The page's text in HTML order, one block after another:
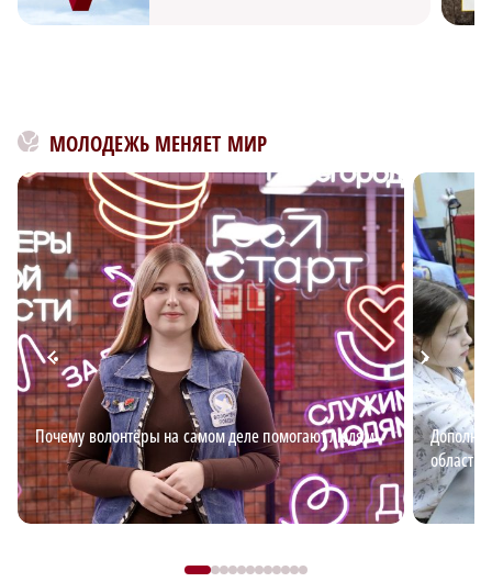
МОЛОДЕЖЬ МЕНЯЕТ МИР
Почему волонтёры на самом деле помогают людям
области: